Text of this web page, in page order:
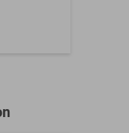
un
entrenador deportivo